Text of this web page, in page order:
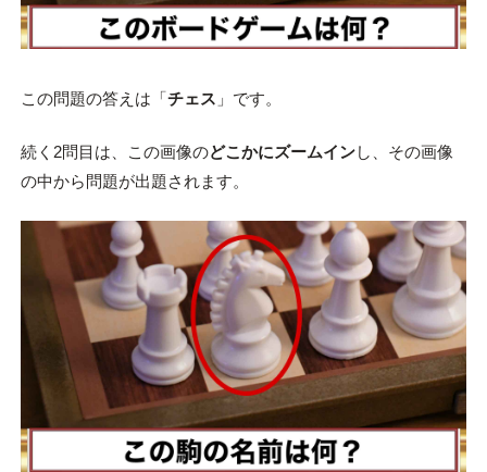
この問題の答えは「チェス 」です。
続く2問目は、この画像のどこかにズームインし、その画像
の中から問題が出題されます。